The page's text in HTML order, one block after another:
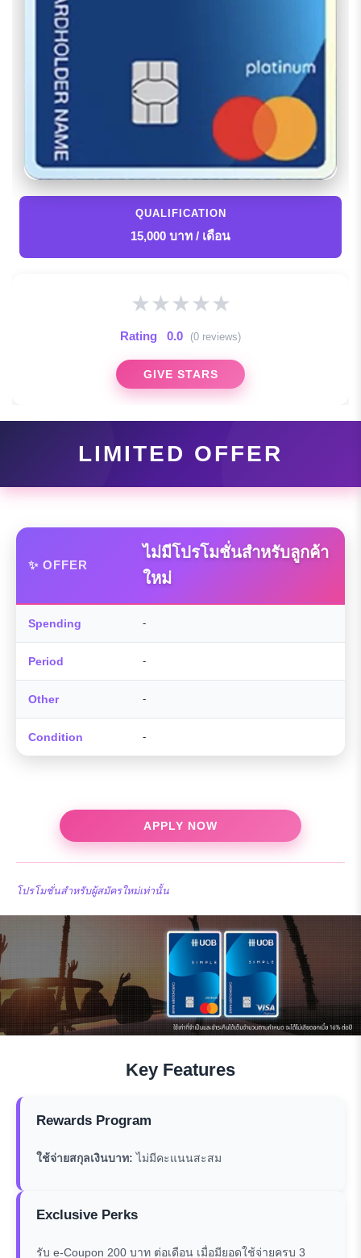
QUALIFICATION
15,000 บาท / เดือน
★★★★★
Rating 0.0 (0 reviews)
GIVE STARS
LIMITED OFFER
✨ OFFER
ไม่มีโปรโมชั่นสำหรับลูกค้า
ใหม่
Spending -
Period -
Other -
Condition -
APPLY NOW
โปรโมชั่นสำหรับผู้สมัครใหม่เท่านั้น
Key Features
Rewards Program
ใช้จ่ายสกุลเงินบาท: ไม่มีคะแนนสะสม
Exclusive Perks
รับ e-Coupon 200 บาท ต่อเดือน เมื่อมียอดใช้จ่ายครบ 3